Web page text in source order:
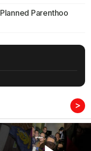
Parenthoo
>